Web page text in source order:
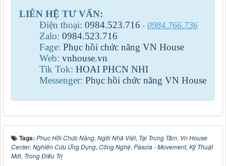
LIÊN HỆ TƯ VẤN:
Điện thoại: 0984.523.716 - 0984.766.736
Zalo: 0984.523.716
Fage: Phục hồi chức năng VN House
Web: vnhouse.vn
Tik Tok: HOAI PHCN NHI
Messenger: Phục hồi chức năng VN House
Tags: Phục Hồi Chức Năng, Ngôi Nhà Việt, Tại Trung Tâm, Vn House
Center, Nghiên Cứu Ứng Dụng, Công Nghệ, Pascia - Movement, Kỹ Thuật
Mới, Trong Điều Trị